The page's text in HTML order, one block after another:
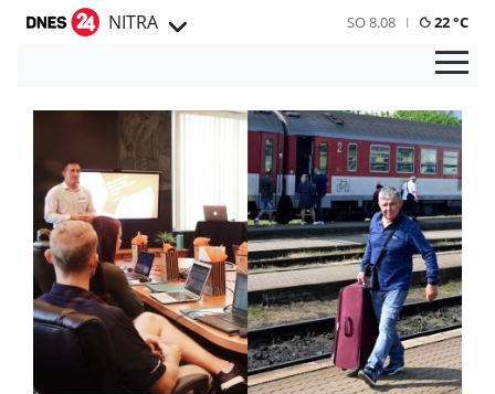
NITRA SO 8.08 22 °C